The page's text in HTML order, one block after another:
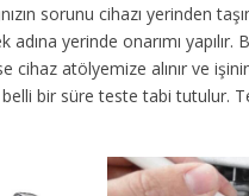
sorunu cihazı yerinden
yerinde onarımı
atölyemize alınır ve işinin
belli bir süre teste tabi tutulur.